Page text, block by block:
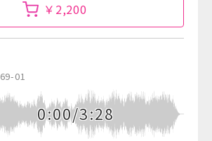
￥2,200
01
0:00/3:28